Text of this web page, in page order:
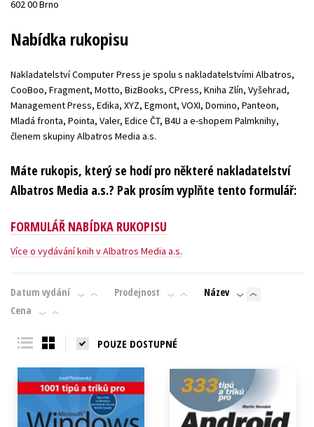
602 00 Brno
Nabídka rukopisu
Nakladatelství Computer Press je spolu s nakladatelstvími Albatros,
CooBoo, Fragment, Motto, BizBooks, CPress, Kniha Zlín, Vyšehrad,
Management Press, Edika, XYZ, Egmont, VOXI, Domino, Panteon,
Mladá fronta, Pointa, Valer, Edice ČT, B4U a e-shopem Palmknihy,
členem skupiny Albatros Media a.s.
Máte rukopis, který se hodí pro některé nakladatelství
Albatros Media a.s.? Pak prosím vyplňte tento formulář:
FORMULÁŘ NABÍDKA RUKOPISU
Více o vydávání knih v Albatros Media a.s.
Datum vydání Prodejnost
Název
Cena
POUZE DOSTUPNÉ